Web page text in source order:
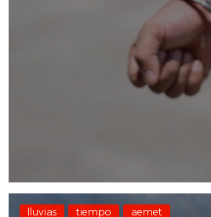
lluvias tiempo aemet